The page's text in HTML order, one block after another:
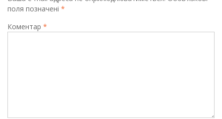
поля позначені *
Коментар *